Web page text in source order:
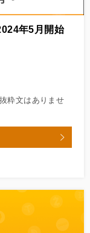
年5月開始
粋文はありませ